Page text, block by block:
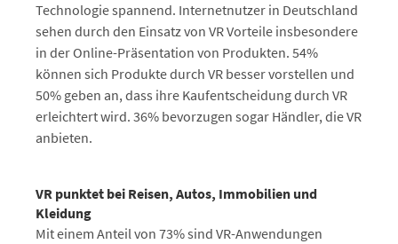
Technologie spannend. Internetnutzer in Deutschland
sehen durch den Einsatz von VR Vorteile insbesondere
in der Online-Präsentation von Produkten. 54%
können sich Produkte durch VR besser vorstellen und
50% geben an, dass ihre Kaufentscheidung durch VR
erleichtert wird. 36% bevorzugen sogar Händler, die VR
anbieten.
VR punktet bei Reisen, Autos, Immobilien und
Kleidung
Mit einem Anteil von 73% sind VR-Anwendungen